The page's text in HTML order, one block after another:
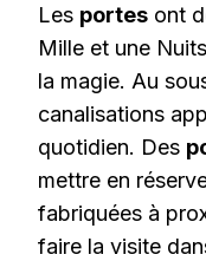
Les portes ont
Mille et une
la magie. Au
canalisations
quotidien. Des
mettre en
fabriquées à
faire la visite